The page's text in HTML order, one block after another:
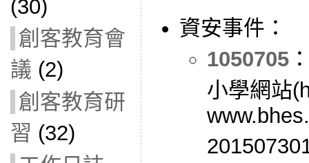
(30)
創客教育會
議 (2)
創客教育研
習 (32)
資安事件：
1050705
小學網站